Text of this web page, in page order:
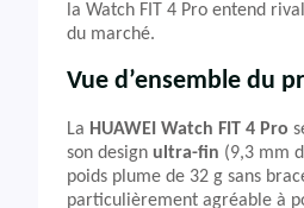
la Watch FIT 4 Pro entend
du marché.
Vue d’ensemble du
La HUAWEI Watch FIT 4 Pro
son design ultra-fin (9,3 mm
poids plume de 32 g sans
particulièrement agréable à